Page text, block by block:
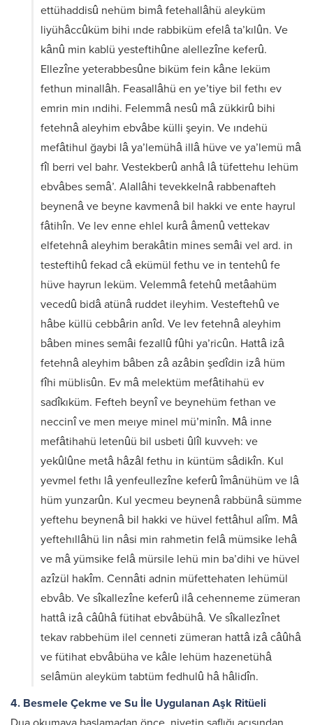
ettühaddisû nehüm bimâ fetehallâhü aleyküm
liyühâccûküm bihi ınde rabbiküm efelâ ta’kılûn. Ve
kânû min kablü yesteftihûne alellezîne keferû.
Ellezîne yeterabbesûne biküm fein kâne leküm
fethun minallâh. Feasallâhü en ye’tiye bil fethı ev
emrin min ındihi. Felemmâ nesû mâ zükkirû bihi
fetehnâ aleyhim ebvâbe külli şeyin. Ve ındehü
mefâtihul ğaybi lâ ya’lemühâ illâ hüve ve ya’lemü mâ
fîl berri vel bahr. Vestekberû anhâ lâ tüfettehu lehüm
ebvâbes semâ’. Alallâhi tevekkelnâ rabbenafteh
beynenâ ve beyne kavmenâ bil hakki ve ente hayrul
fâtihîn. Ve lev enne ehlel kurâ âmenû vettekav
elfetehnâ aleyhim berakâtin mines semâi vel ard. in
testeftihû fekad câ ekümül fethu ve in tentehû fe
hüve hayrun leküm. Velemmâ fetehû metâahüm
vecedû bidâ atünâ ruddet ileyhim. Vesteftehû ve
hâbe küllü cebbârin anîd. Ve lev fetehnâ aleyhim
bâben mines semâi fezallû fûhi ya’ricûn. Hattâ izâ
fetehnâ aleyhim bâben zâ azâbin şedîdin izâ hüm
fîhi müblisûn. Ev mâ melektüm mefâtihahü ev
sadîkıküm. Fefteh beynî ve beynehüm fethan ve
neccinî ve men meıye minel mü’minîn. Mâ inne
mefâtihahü letenûü bil usbeti ûlîl kuvveh: ve
yekûlûne metâ hâzâl fethu in küntüm sâdikîn. Kul
yevmel fethı lâ yenfeullezîne keferû îmânühüm ve lâ
hüm yunzarûn. Kul yecmeu beynenâ rabbünâ sümme
yeftehu beynenâ bil hakki ve hüvel fettâhul alîm. Mâ
yeftehıllâhü lin nâsi min rahmetin felâ mümsike lehâ
ve mâ yümsike felâ mürsile lehü min ba’dihi ve hüvel
azîzül hakîm. Cennâti adnin müfettehaten lehümül
ebvâb. Ve sîkallezîne keferû ilâ cehenneme zümeran
hattâ izâ câûhâ fütihat ebvâbühâ. Ve sîkallezînet
tekav rabbehüm ilel cenneti zümeran hattâ izâ câûhâ
ve fütihat ebvâbüha ve kâle lehüm hazenetühâ
selâmün aleyküm tabtüm fedhulû hâ hâlidîn.
4. Besmele Çekme ve Su İle Uygulanan Aşk Ritüeli